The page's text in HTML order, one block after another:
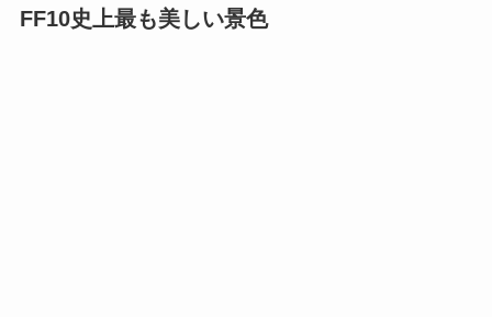
FF10史上最も美しい景色